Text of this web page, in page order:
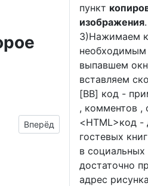
Следующий материал:
Вперёд
пункт
изображения.
3)Нажимаем
выпавшем
вставляем
[BB] код -
, комментов ,
<HTML>код -
гостевых
в социальных
достаточно
адрес